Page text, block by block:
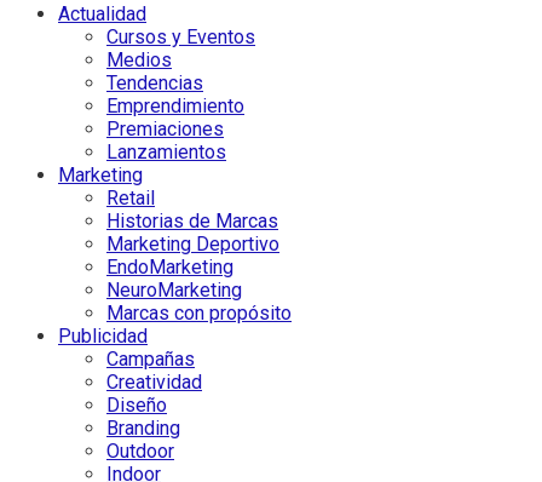
Actualidad
Cursos y Eventos
Medios
Tendencias
Emprendimiento
Premiaciones
Lanzamientos
Marketing
Retail
Historias de Marcas
Marketing Deportivo
EndoMarketing
NeuroMarketing
Marcas con propósito
Publicidad
Campañas
Creatividad
Diseño
Branding
Outdoor
Indoor